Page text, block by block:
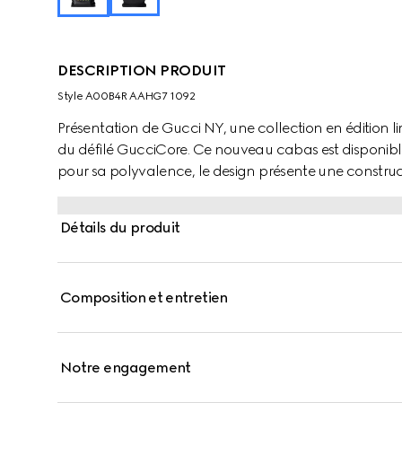
DESCRIPTION PRODUIT
Style ‎A00B4R AAHG7 1092
Présentation de Gucci NY, une collection en édition
du défilé GucciCore. Ce nouveau cabas est
pour sa polyvalence, le design présente une
Détails du produit
Composition et entretien
Notre engagement